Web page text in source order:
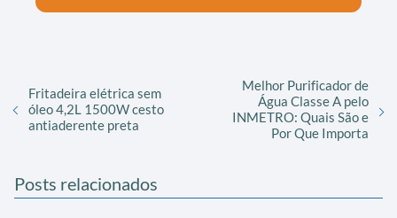
Fritadeira elétrica sem
óleo 4,2L 1500W cesto
antiaderente preta
Melhor Purificador de
Água Classe A pelo
INMETRO: Quais São e
Por Que Importa
Posts relacionados